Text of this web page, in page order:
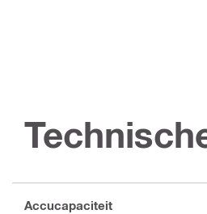
Accucapaciteit